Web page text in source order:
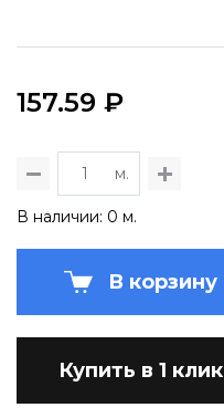
157.59 ₽
м.
В наличии: 0 м.
В корзину
Купить в 1 клик